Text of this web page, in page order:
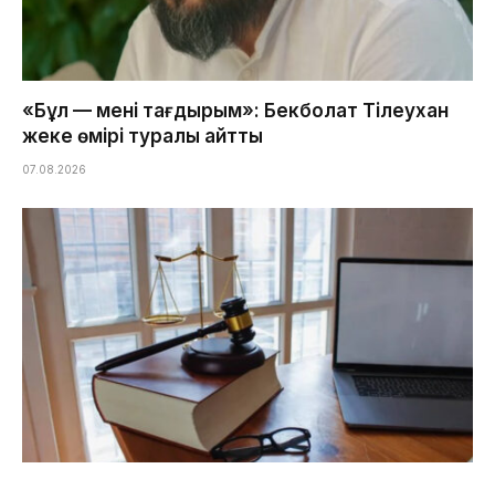
«Бұл — менің тағдырым»: Бекболат Тілеухан
жеке өмірі туралы айтты
07.08.2026